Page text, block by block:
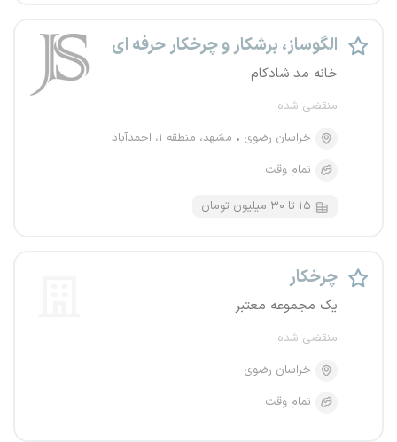
الگوساز، برشکار و چرخکار حرفه ای
خانه مد شادکام
منقضی شده
خراسان رضوی
مشهد، منطقه ۱، احمدآباد
تمام وقت
۱۵ تا ۳۰ میلیون تومان
چرخکار
یک مجموعه معتبر
منقضی شده
خراسان رضوی
تمام وقت